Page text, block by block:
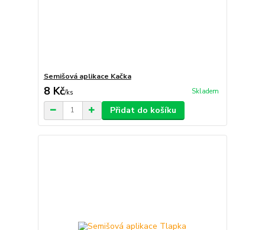
Semišová aplikace Kačka
8 Kč/ks Skladem
Přidat do košíku